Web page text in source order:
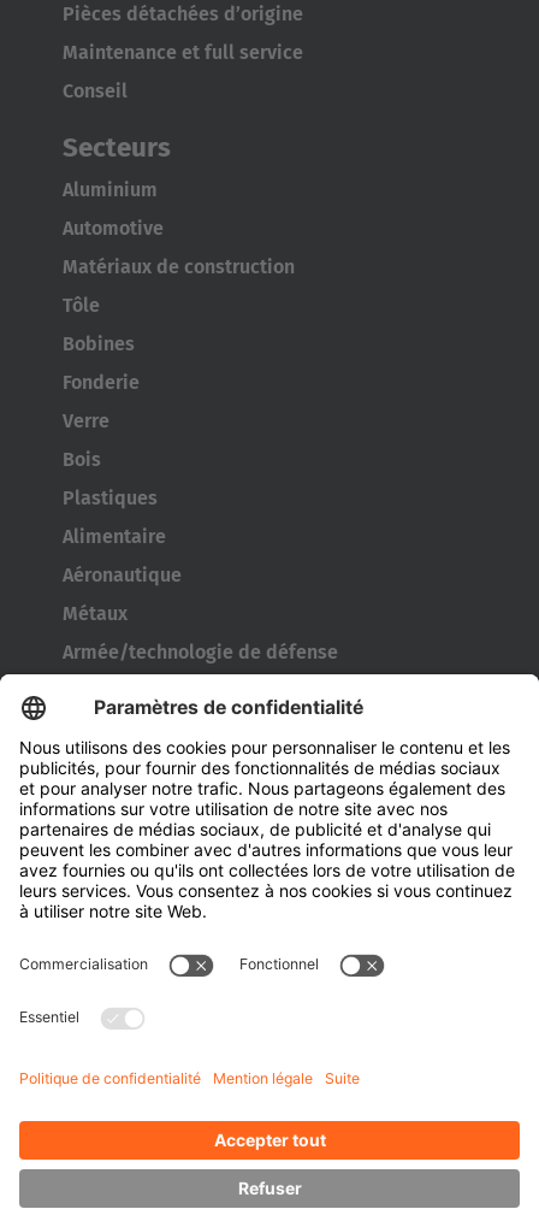
Pièces détachées d’origine
Maintenance et full service
Conseil
Secteurs
Aluminium
Automotive
Matériaux de construction
Tôle
Bobines
Fonderie
Verre
Bois
Plastiques
Alimentaire
Aéronautique
Métaux
Armée/technologie de défense
Transporteur de bobines
Portes et fenêtres
Entreprise
À propos d'Hubtex
Filiales
Connaissances
Downloads
Gestion de l'énergie